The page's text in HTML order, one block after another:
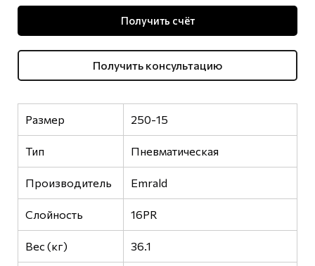
Получить счёт
Получить консультацию
Размер 250-15
Тип Пневматическая
Производитель Emrald
Слойность 16PR
Вес (кг) 36.1